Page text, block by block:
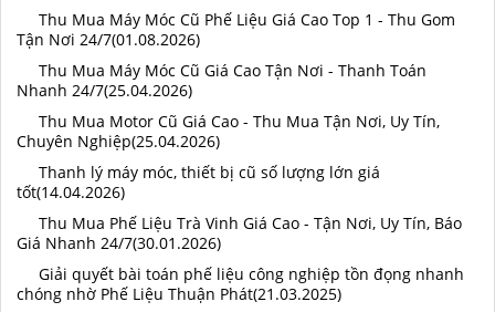
Thu Mua Máy Móc Cũ Phế Liệu Giá Cao Top 1 - Thu Gom
Tận Nơi 24/7(01.08.2026)
Thu Mua Máy Móc Cũ Giá Cao Tận Nơi - Thanh Toán
Nhanh 24/7(25.04.2026)
Thu Mua Motor Cũ Giá Cao - Thu Mua Tận Nơi, Uy Tín,
Chuyên Nghiệp(25.04.2026)
Thanh lý máy móc, thiết bị cũ số lượng lớn giá
tốt(14.04.2026)
Thu Mua Phế Liệu Trà Vinh Giá Cao - Tận Nơi, Uy Tín, Báo
Giá Nhanh 24/7(30.01.2026)
Giải quyết bài toán phế liệu công nghiệp tồn đọng nhanh
chóng nhờ Phế Liệu Thuận Phát(21.03.2025)